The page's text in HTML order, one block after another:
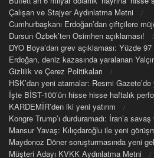
Çalışan ve Stajyer Aydınlatma Metni
Cumhurbaşkanı Erdoğan’dan çiftçilere
Dursun Özbek’ten Osimhen açıklaması!
DYO Boya’dan grev açıklaması: Yüzde
Erdoğan, deniz kazasında yaralanan
Gizlilik ve Çerez Politikaları
HSK’dan yeni atamalar: Resmi Gazete’de
İşte BİST-100’ün hisse hisse haftalık
KARDEMİR’den iki yeni yatırım
Kongre Trump’ı durduramadı: İran’a savaş
Mansur Yavaş: Kılıçdaroğlu ile yeni
Maydonoz Döner soruşturmasında yeni
Müşteri Adayı KVKK Aydınlatma Metni